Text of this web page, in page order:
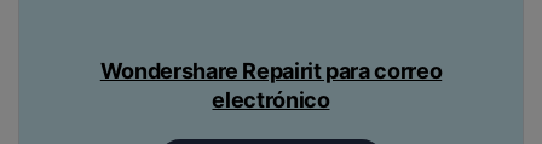
Wondershare Repairit para correo
electrónico